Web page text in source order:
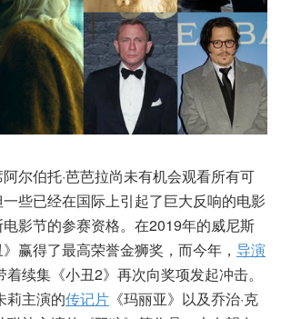
尔伯托·芭芭拉尚未有机会观看所有可
些已经在国际上引起了巨大反响的电影
影节的参赛资格。在2019年的威尼斯
赢得了最高荣誉金狮奖，而今年， 导演
着续集《小丑2》再次向奖项发起冲击。
莉主演的传记片 《玛丽亚》以及乔治·克